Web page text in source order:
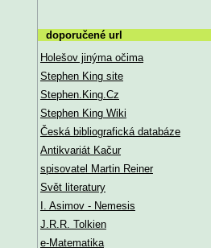
doporučené url
Holešov jinýma očima
Stephen King site
Stephen.King.Cz
Stephen King Wiki
Česká bibliografická databáze
Antikvariát Kačur
spisovatel Martin Reiner
Svět literatury
I. Asimov - Nemesis
J.R.R. Tolkien
e-Matematika